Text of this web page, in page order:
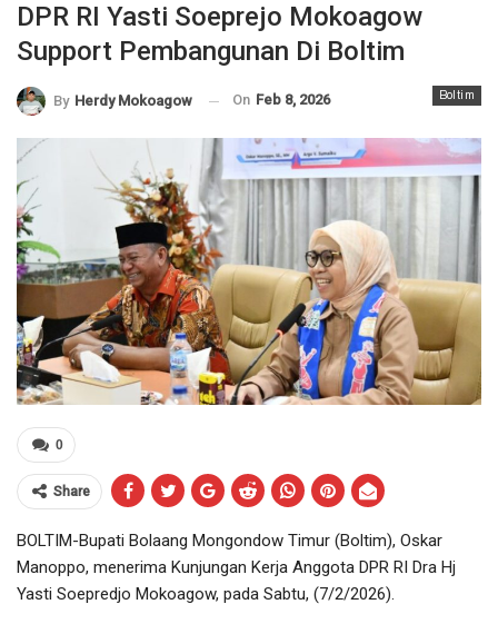
DPR RI Yasti Soeprejo Mokoagow
Support Pembangunan Di Boltim
Boltim
By Herdy Mokoagow On Feb 8, 2026
0
Share
BOLTIM-Bupati Bolaang Mongondow Timur (Boltim), Oskar
Manoppo, menerima Kunjungan Kerja Anggota DPR RI Dra Hj
Yasti Soepredjo Mokoagow, pada Sabtu, (7/2/2026).